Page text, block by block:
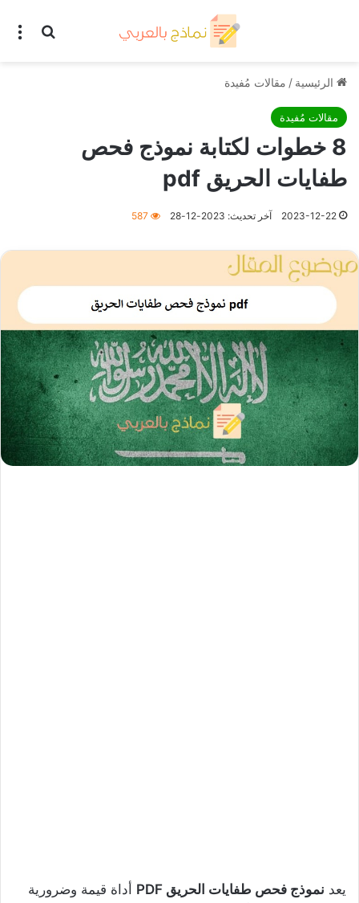
بحث
الرئيسية / مقالات مُفيدة
مقالات مُفيدة
8 خطوات لكتابة نموذج فحص
طفايات الحريق pdf
2023-12-22 آخر تحديث: 2023-12-28 587
يعد نموذج فحص طفايات الحريق PDF
أداة قيمة وضرورية